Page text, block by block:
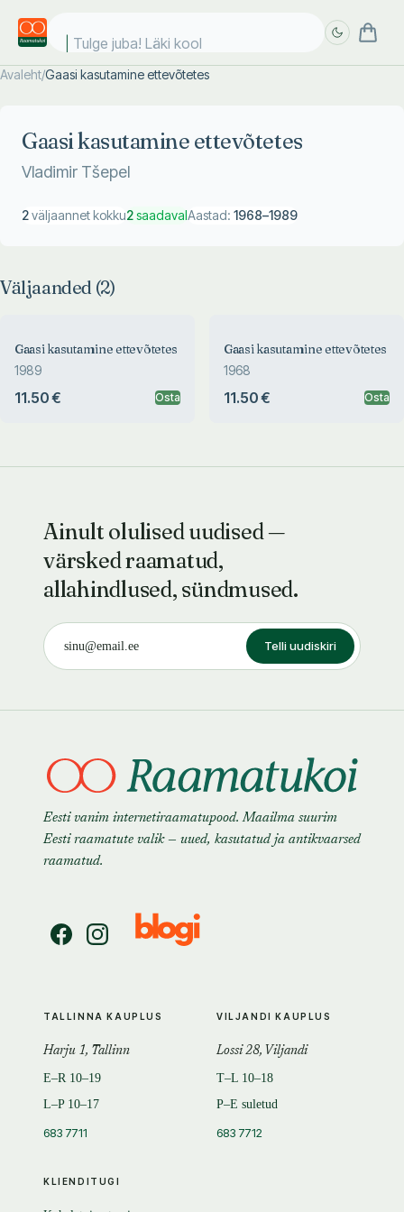
Tulge juba! Läki kooli
Avaleht/Gaasi kasutamine ettevõtetes
Gaasi kasutamine ettevõtetes
Vladimir Tšepel
2väljaannet kokku2saadavalAastad: 1968–1989
Väljaanded (2)
Gaasi kasutamine ettevõtetes
1989
11.50 € Osta
Gaasi kasutamine ettevõtetes
1968
11.50 € Osta
Ainult olulised uudised —
värsked raamatud,
allahindlused, sündmused.
Telli uudiskiri
Eesti vanim internetiraamatupood. Maailma suurim
Eesti raamatute valik — uued, kasutatud ja antikvaarsed
raamatud.
KLIENDITUGI
TALLINNA KAUPLUS
Harju 1, Tallinn
E–R 10–19
L–P 10–17
683 7711
VILJANDI KAUPLUS
Lossi 28, Viljandi
T–L 10–18
P–E suletud
683 7712